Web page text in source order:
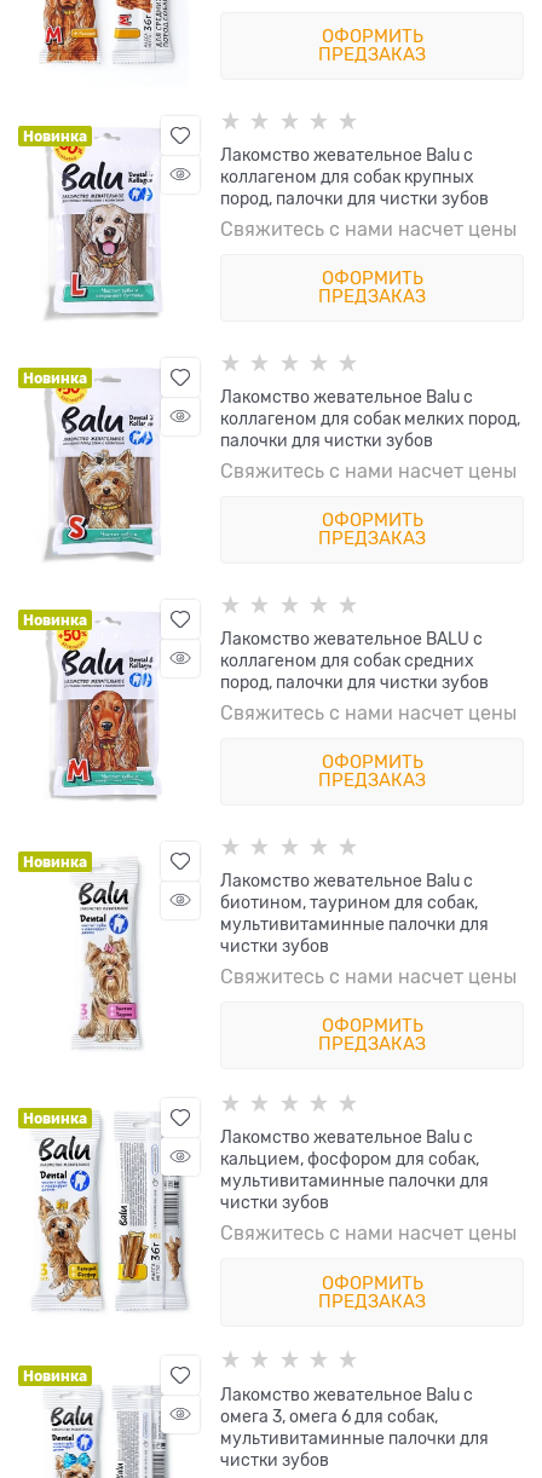
ОФОРМИТЬ
ПРЕДЗАКАЗ
Новинка
Лакомство жевательное Balu с
коллагеном для собак крупных
пород, палочки для чистки зубов
Свяжитесь с нами насчет цены
ОФОРМИТЬ
ПРЕДЗАКАЗ
Новинка
Лакомство жевательное Balu с
коллагеном для собак мелких пород,
палочки для чистки зубов
Свяжитесь с нами насчет цены
ОФОРМИТЬ
ПРЕДЗАКАЗ
Новинка
Лакомство жевательное BALU с
коллагеном для собак средних
пород, палочки для чистки зубов
Свяжитесь с нами насчет цены
ОФОРМИТЬ
ПРЕДЗАКАЗ
Новинка
Лакомство жевательное Balu с
биотином, таурином для собак,
мультивитаминные палочки для
чистки зубов
Свяжитесь с нами насчет цены
ОФОРМИТЬ
ПРЕДЗАКАЗ
Новинка
Лакомство жевательное Balu с
кальцием, фосфором для собак,
мультивитаминные палочки для
чистки зубов
Свяжитесь с нами насчет цены
ОФОРМИТЬ
ПРЕДЗАКАЗ
Новинка
Лакомство жевательное Balu с
омега 3, омега 6 для собак,
мультивитаминные палочки для
чистки зубов